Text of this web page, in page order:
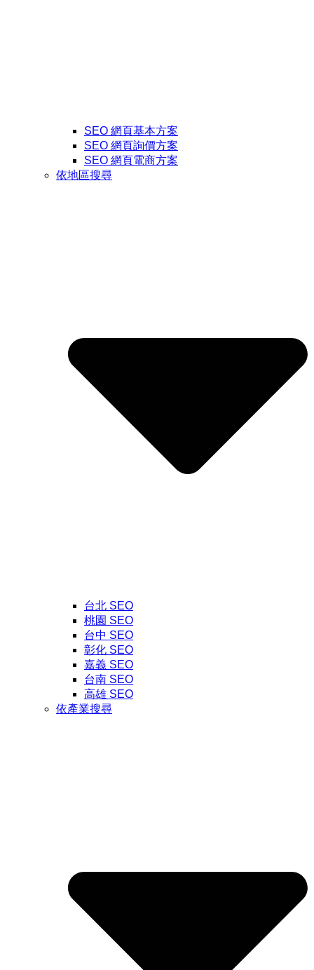
SEO 網頁基本方案
SEO 網頁詢價方案
SEO 網頁電商方案
依地區搜尋
台北 SEO
桃園 SEO
台中 SEO
彰化 SEO
嘉義 SEO
台南 SEO
高雄 SEO
依產業搜尋